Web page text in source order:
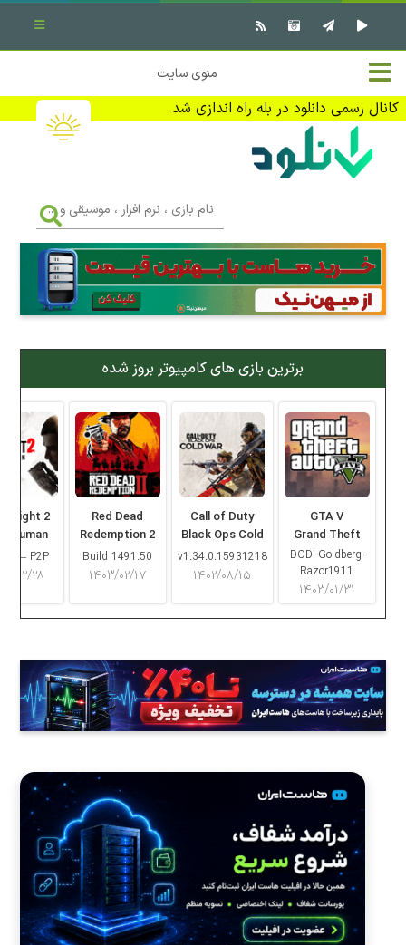
خانه
تماس با ما
تبلیغات
منوی سایت
کانال رسمی دانلود در بله راه اندازی شد
✖ بستن منو
نرم افزار کامپیوتر
بازی کامپیوتر
کتاب
جهت دریافت آخرین اخبار و اطلاعات ما را در کانال رسمی دانلود در
بله دنبال کنید (ورود)
بازی
،
نرم
افزار
،
موسیقی
...
برترین بازی های کامپیوتر بروز شده
GTA V
Grand Theft
Auto V
DODI-Goldberg-
Razor1911
۱۴۰۳/۰۱/۳۱
Call of Duty
Black Ops Cold
War
v1.34.0.15931218
۱۴۰۲/۰۸/۱۵
Red Dead
Redemption 2
Build 1491.50
۱۴۰۳/۰۲/۱۷
Light 2
Human
– P2P
۱۴۰۳/